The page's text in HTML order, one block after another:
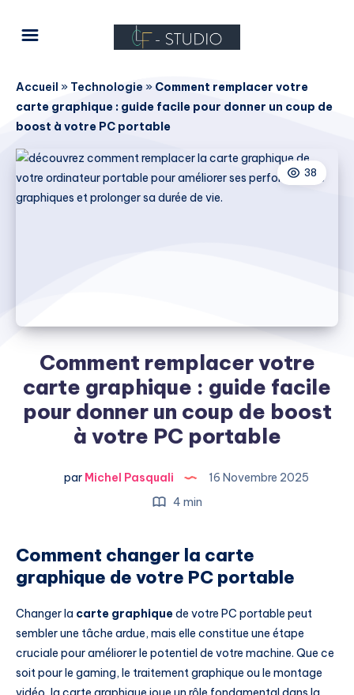
Accueil » Technologie » Comment remplacer votre
carte graphique : guide facile pour donner un coup de
boost à votre PC portable
38
Comment remplacer votre
carte graphique : guide facile
pour donner un coup de boost
à votre PC portable
parMichel Pasquali
16 Novembre 2025
4 min
Comment changer la carte
graphique de votre PC portable
Changer la carte graphiquede votre PC portable peut
sembler une tâche ardue, mais elle constitue une étape
cruciale pour améliorer le potentiel de votre machine. Que ce
soit pour le gaming, le traitement graphique ou le montage